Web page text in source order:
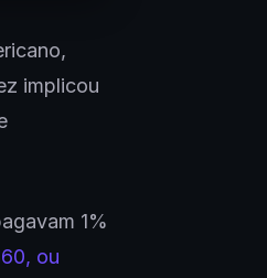
implicou
1%
ou